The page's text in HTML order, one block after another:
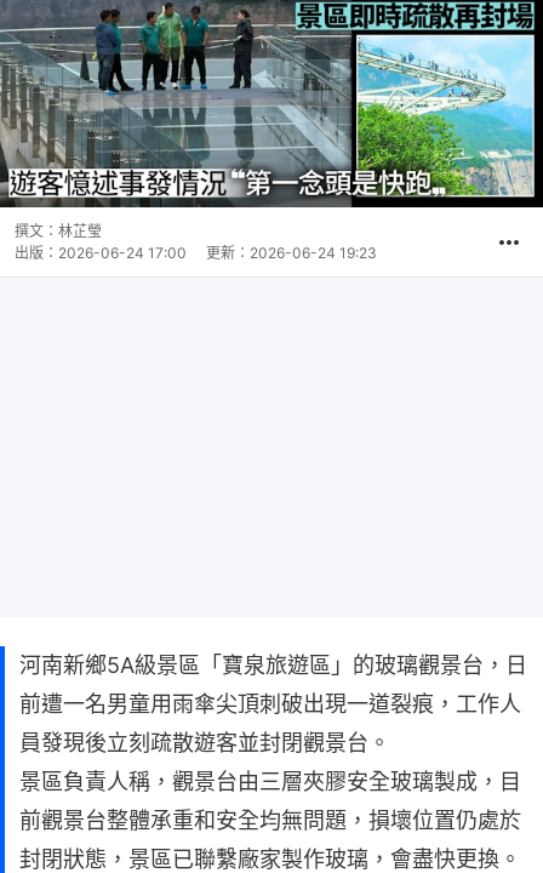
撰文： 林芷瑩
出版： 2026-06-24 17:00 更新： 2026-06-24 19:23
河南新鄉5A級景區「寶泉旅遊區」的玻璃觀景台，日
前遭一名男童用雨傘尖頂刺破出現一道裂痕，工作人
員發現後立刻疏散遊客並封閉觀景台。
景區負責人稱，觀景台由三層夾膠安全玻璃製成，目
前觀景台整體承重和安全均無問題，損壞位置仍處於
封閉狀態，景區已聯繫廠家製作玻璃，會盡快更換。